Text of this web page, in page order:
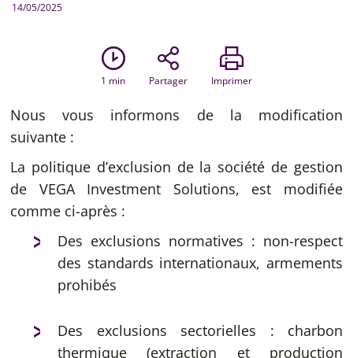
14/05/2025
1 min Partager Imprimer
Nous vous informons de la modification
suivante :
La politique d’exclusion de la société de gestion
de VEGA Investment Solutions, est modifiée
comme ci-après :
Des exclusions normatives : non-respect
des standards internationaux, armements
prohibés
Des exclusions sectorielles : charbon
thermique (extraction et production